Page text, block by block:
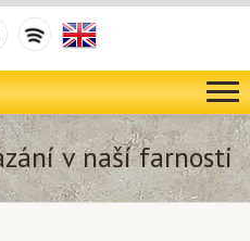
v naší farnosti